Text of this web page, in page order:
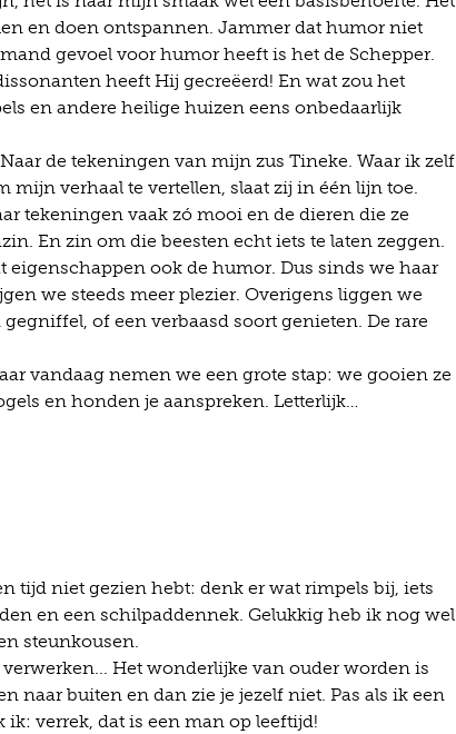
en doen ontspannen. Jammer dat humor niet
gevoel voor humor heeft is het de Schepper.
heeft Hij gecreëerd! En wat zou het
en andere heilige huizen eens onbedaarlijk
de tekeningen van mijn zus Tineke. Waar ik zelf
verhaal te vertellen, slaat zij in één lijn toe.
tekeningen vaak zó mooi en de dieren die ze
En zin om die beesten echt iets te laten zeggen.
eigenschappen ook de humor. Dus sinds we haar
we steeds meer plezier. Overigens liggen we
of een verbaasd soort genieten. De rare
vandaag nemen we een grote stap: we gooien ze
en honden je aanspreken. Letterlijk…
tijd niet gezien hebt: denk er wat rimpels bij, iets
en een schilpaddennek. Gelukkig heb ik nog wel
steunkousen.
Het wonderlijke van ouder worden is
naar buiten en dan zie je jezelf niet. Pas als ik een
verrek, dat is een man op leeftijd!